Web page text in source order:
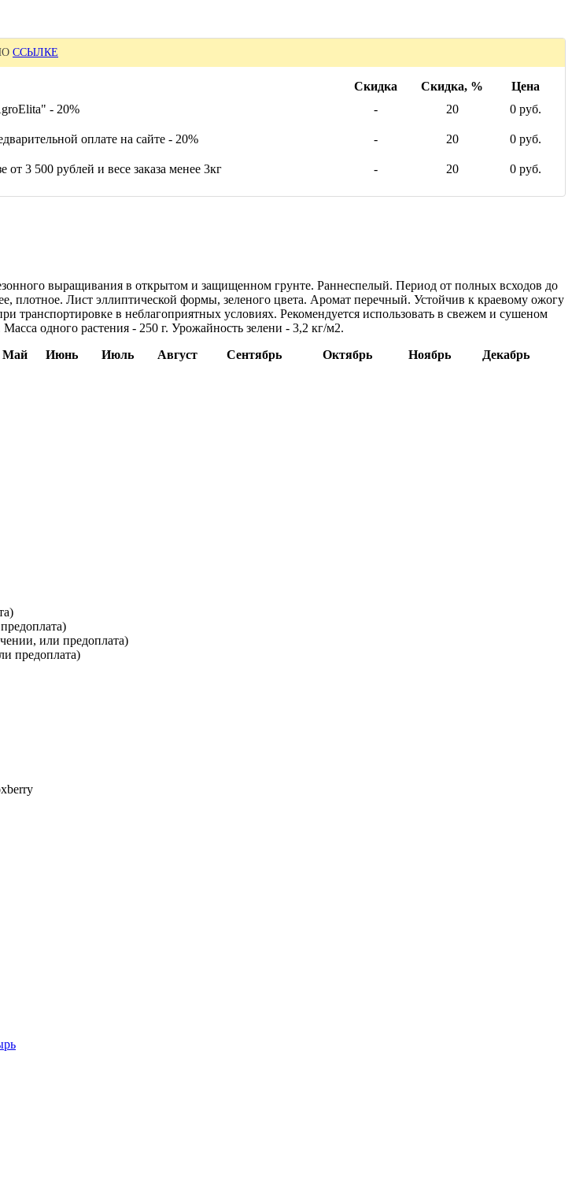
ССЫЛКЕ
Скидка Скидка, %
Цена
- 20%
- 20 0 руб.
оплате на сайте - 20% - 20 0 руб.
от 3 500 рублей и весе заказа менее 3кг - 20 0 руб.
выращивания в открытом и защищенном грунте. Раннеспелый. Период от полных всходов до
плотное. Лист эллиптической формы, зеленого цвета. Аромат перечный. Устойчив к краевому ожогу
транспортировке в неблагоприятных условиях. Рекомендуется использовать в свежем и сушеном
одного растения - 250 г. Урожайность зелени - 3,2 кг/м2.
Май Июнь Июль Август Сентябрь Октябрь Ноябрь
Декабрь
или предоплата)
предоплата)